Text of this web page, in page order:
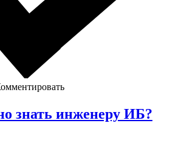
знать инженеру ИБ?